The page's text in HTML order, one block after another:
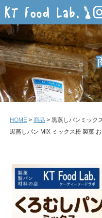
HOME > 商品 > 黒蒸しパンミック
黒蒸しパン MIX ミックス粉 製菓